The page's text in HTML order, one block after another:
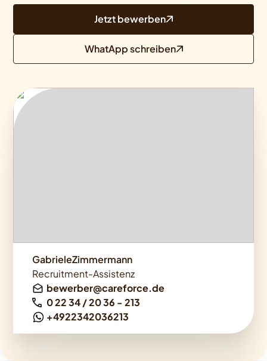
Jetzt bewerben
WhatApp schreiben
GabrieleZimmermann
Recruitment-Assistenz
bewerber@careforce.de
0 22 34 / 20 36 - 213
+4922342036213